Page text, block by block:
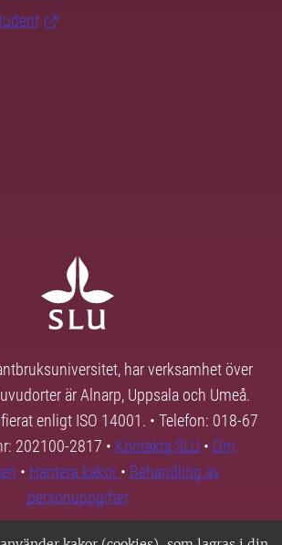
har verksamhet över
är Alnarp, Uppsala och Umeå.
enligt ISO 14001. • Telefon: 018-67
202100-2817 • Kontakta SLU • Om
• Hantera kakor • Behandling av
personuppgifter